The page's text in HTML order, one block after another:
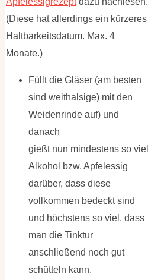
(Diese hat allerdings ein kürzeres
Haltbarkeitsdatum. Max. 4
Monate.)
Füllt die Gläser (am besten
sind weithalsige) mit den
Weidenrinde auf) und
danach
gießt nun mindestens so viel
Alkohol bzw. Apfelessig
darüber, dass diese
vollkommen bedeckt sind
und höchstens so viel, dass
man die Tinktur
anschließend noch gut
schütteln kann.